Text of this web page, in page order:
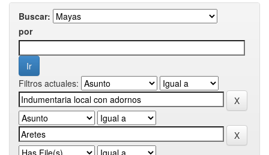
Buscar:
por
Filtros actuales: